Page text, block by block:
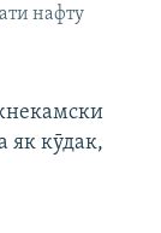
нафту
як кӯдак,